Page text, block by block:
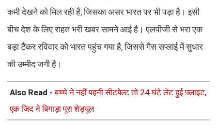
कमी देखने को मिल रही है, जिसका असर भारत पर भी पड़ा है। इसी
बीच देश के लिए राहत भरी खबर सामने आई है। एलपीजी से भरा एक
बड़ा टैंकर रविवार को भारत पहुंच गया है, जिससे गैस सप्लाई में सुधार
की उम्मीद जगी है।
Also Read -बच्चे ने नहीं पहनी सीटबेल्ट तो 24 घंटे लेट हुई फ्लाइट,
एक जिद ने बिगाड़ा पूरा शेड्यूल